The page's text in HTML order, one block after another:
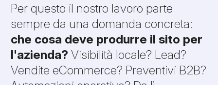
Per questo il nostro lavoro parte
sempre da una domanda concreta:
che cosa deve produrre il sito per
l'azienda? Visibilità locale? Lead?
Vendite eCommerce? Preventivi B2B?